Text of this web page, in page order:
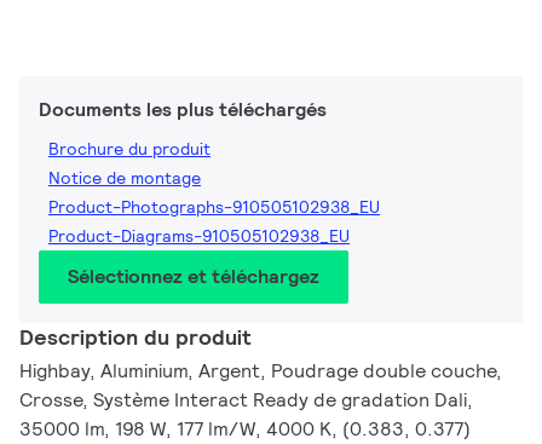
Documents les plus téléchargés
Brochure du produit
Notice de montage
Product-Photographs-910505102938_EU
Product-Diagrams-910505102938_EU
Sélectionnez et téléchargez
Description du produit
Highbay, Aluminium, Argent, Poudrage double couche,
Crosse, Système Interact Ready de gradation Dali,
35000 lm, 198 W, 177 lm/W, 4000 K, (0.383, 0.377)